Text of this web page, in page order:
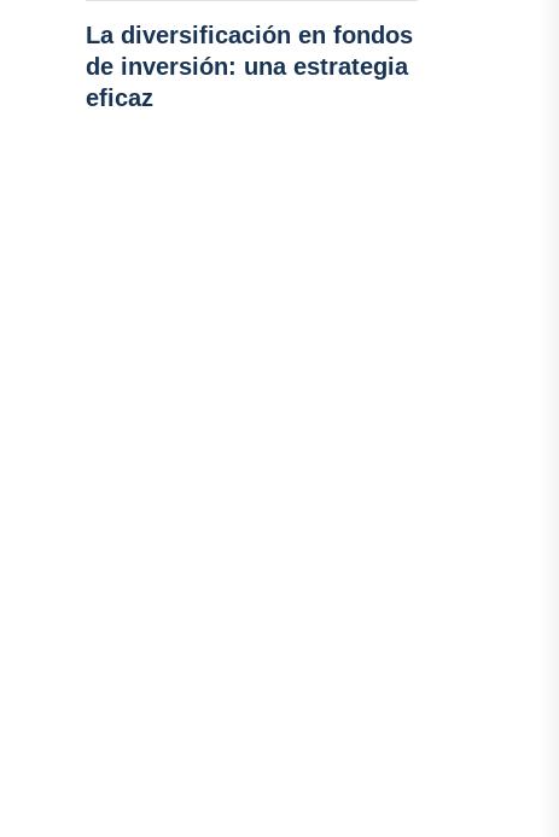
La diversificación en fondos
de inversión: una estrategia
eficaz